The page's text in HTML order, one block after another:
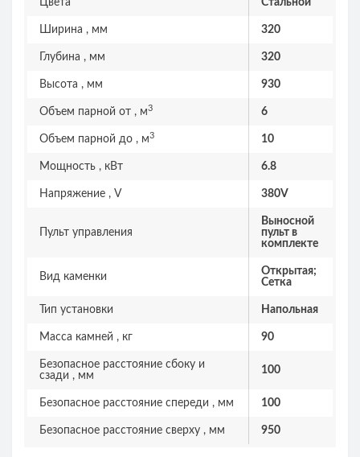
Цвета Стальной
Ширина , мм 320
Глубина , мм 320
Высота , мм 930
Объем парной от , м3 6
Объем парной до , м3 10
Мощность , кВт 6.8
Напряжение , V 380V
Пульт управления
Выносной
пульт в
комплекте
Вид каменки
Открытая;
Сетка
Тип установки Напольная
Масса камней , кг 90
Безопасное расстояние сбоку и
сзади , мм
100
Безопасное расстояние спереди , мм 100
Безопасное расстояние сверху , мм 950